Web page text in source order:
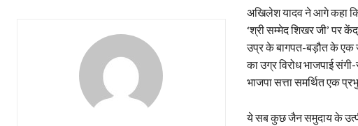
अखिलेश यादव ने आगे कहा कि,
⁠‘श्री सम्मेद शिखर जी’ पर
उप्र के बागपत-बड़ौत के एक
का उग्र विरोध भाजपाई
भाजपा सत्ता समर्थित एक
ये सब कुछ जैन समुदाय के